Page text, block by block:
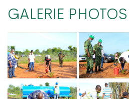
DISPOSE DÉSORMAIS D'UNE ANTENNE
PROBLÈMES D’INONDATIONS DANS LE
DU DISTRICT AUTONOME DU
D’INONDATION DANS LE GRAND
DU DAGL A PRIS PART AU LANCEMENT
PROPRE » : LE DAGL SUPPRIME UN
GALERIE PHOTOS